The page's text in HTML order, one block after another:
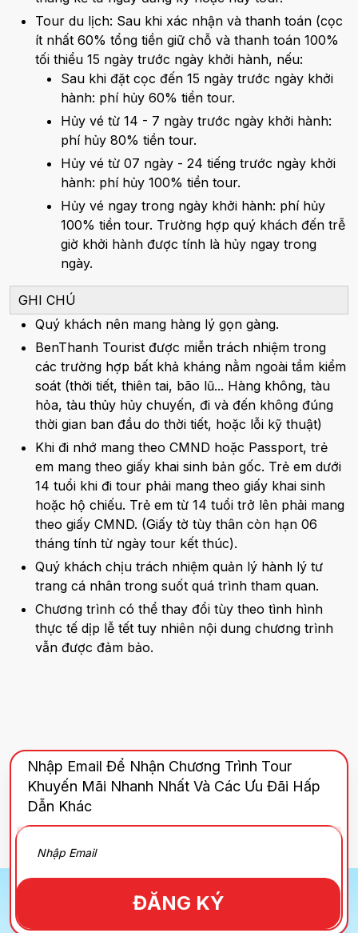
Tour du lịch: Sau khi xác nhận và thanh toán (cọc
ít nhất 60% tổng tiền giữ chỗ và thanh toán 100%
tối thiểu 15 ngày trước ngày khởi hành, nếu:
Sau khi đặt cọc đến 15 ngày trước ngày khởi
hành: phí hủy 60% tiền tour.
Hủy vé từ 14 - 7 ngày trước ngày khởi hành:
phí hủy 80% tiền tour.
Hủy vé từ 07 ngày - 24 tiếng trước ngày khởi
hành: phí hủy 100% tiền tour.
Hủy vé ngay trong ngày khởi hành: phí hủy
100% tiền tour. Trường hợp quý khách đến trễ
giờ khởi hành được tính là hủy ngay trong
ngày.
GHI CHÚ
Quý khách nên mang hàng lý gọn gàng.
BenThanh Tourist được miễn trách nhiệm trong
các trường hợp bất khả kháng nằm ngoài tầm kiểm
soát (thời tiết, thiên tai, bão lũ... Hàng không, tàu
hỏa, tàu thủy hủy chuyến, đi và đến không đúng
thời gian ban đầu do thời tiết, hoặc lỗi kỹ thuật)
Khi đi nhớ mang theo CMND hoặc Passport, trẻ
em mang theo giấy khai sinh bản gốc. Trẻ em dưới
14 tuổi khi đi tour phải mang theo giấy khai sinh
hoặc hộ chiếu. Trẻ em từ 14 tuổi trở lên phải mang
theo giấy CMND. (Giấy tờ tùy thân còn hạn 06
tháng tính từ ngày tour kết thúc).
Quý khách chịu trách nhiệm quản lý hành lý tư
trang cá nhân trong suốt quá trình tham quan.
Chương trình có thể thay đổi tùy theo tình hình
thực tế dịp lễ tết tuy nhiên nội dung chương trình
vẫn được đảm bảo.
Nhập Email Để Nhận Chương Trình Tour
Khuyến Mãi Nhanh Nhất Và Các Ưu Đãi Hấp
Dẫn Khác
ĐĂNG KÝ